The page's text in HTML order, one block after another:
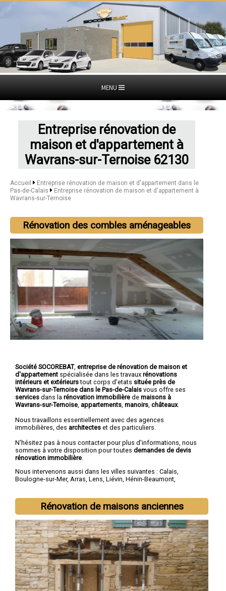
MENU
Entreprise rénovation de
maison et d'appartement à
Wavrans-sur-Ternoise 62130
Accueil
Entreprise rénovation de maison et d'appartement dans le
Pas-de-Calais
Entreprise rénovation de maison et d'appartement à
Wavrans-sur-Ternoise
Rénovation des combles aménageables
Société SOCOREBAT, entreprise de rénovation de maison et
d'appartement spécialisée dans les travaux rénovations
intérieurs et extérieurstout corps d'etats située près de
Wavrans-sur-Ternoise dans le Pas-de-Calais vous offre ses
services dans la rénovation immobilière de maisons à
Wavrans-sur-Ternoise appartements manoirs châteaux.
Nous travaillons essentiellement avec des agences
immobilières, des architectes et des particuliers.
N'hésitez pas à nous contacter pour plus d'informations, nous
sommes à votre disposition pour toutes demandes de devis
rénovation immobilière
Nous intervenons aussi dans les villes suivantes : Calais,
Boulogne-sur-Mer, Arras, Lens, Liévin, Hénin-Beaumont,
Rénovation de maisons anciennes